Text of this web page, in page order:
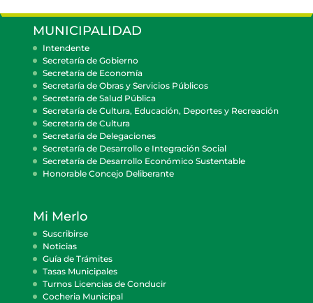
MUNICIPALIDAD
Intendente
Secretaría de Gobierno
Secretaría de Economía
Secretaría de Obras y Servicios Públicos
Secretaría de Salud Pública
Secretaría de Cultura, Educación, Deportes y Recreación
Secretaría de Cultura
Secretaría de Delegaciones
Secretaría de Desarrollo e Integración Social
Secretaría de Desarrollo Económico Sustentable
Honorable Concejo Deliberante
Mi Merlo
Suscribirse
Noticias
Guía de Trámites
Tasas Municipales
Turnos Licencias de Conducir
Cocheria Municipal